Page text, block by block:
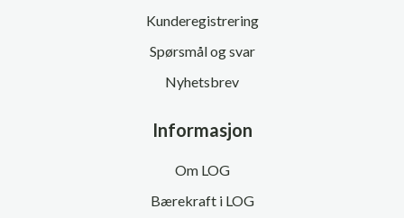
Kunderegistrering
Spørsmål og svar
Nyhetsbrev
Informasjon
Om LOG
Bærekraft i LOG